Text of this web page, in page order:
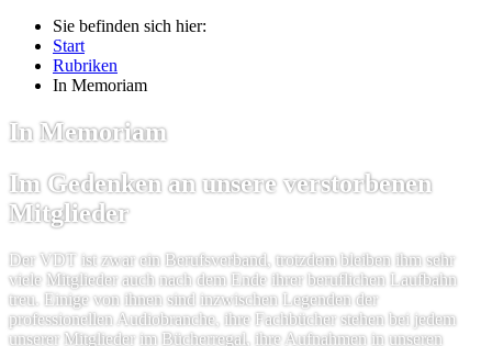
Sie befinden sich hier:
Start
Rubriken
In Memoriam
In Memoriam
Im Gedenken an unsere verstorbenen
Mitglieder
Der VDT ist zwar ein Berufsverband, trotzdem bleiben ihm sehr
viele Mitglieder auch nach dem Ende ihrer beruflichen Laufbahn
treu. Einige von ihnen sind inzwischen Legenden der
professionellen Audiobranche, ihre Fachbücher stehen bei jedem
unserer Mitglieder im Bücherregal, ihre Aufnahmen in unseren